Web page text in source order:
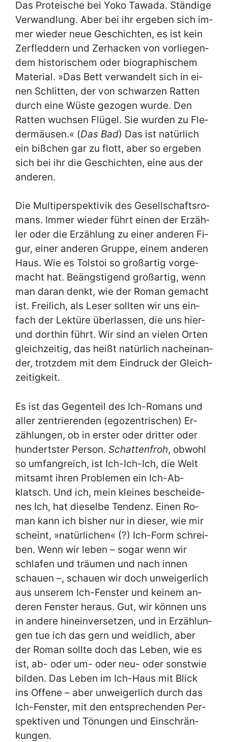
Das Prot­e­i­sche bei Yo­ko Ta­wa­da. Stän­di­ge
Ver­wand­lung. Aber bei ihr er­ge­ben sich im­
mer wie­der neue Ge­schich­ten, es ist kein
Zer­fled­dern und Zer­hacken von vor­lie­gen­
dem hi­sto­ri­schem oder bio­gra­phi­schem
Ma­te­ri­al. »Das Bett ver­wan­delt sich in ei­
nen Schlit­ten, der von schwar­zen Rat­ten
durch ei­ne Wü­ste ge­zo­gen wur­de. Den
Rat­ten wuch­sen Flü­gel. Sie wur­den zu Fle­
der­mäu­sen.« (Das Bad) Das ist na­tür­lich
ein biß­chen gar zu flott, aber so er­ge­ben
sich bei ihr die Ge­schich­ten, ei­ne aus der
an­de­ren.
Die Mul­ti­per­spek­ti­vik des Ge­sell­schafts­ro­
mans. Im­mer wie­der führt ei­nen der Er­zäh­
ler oder die Er­zäh­lung zu ei­ner an­de­ren Fi­
gur, ei­ner an­de­ren Grup­pe, ei­nem an­de­ren
Haus. Wie es Tol­stoi so groß­ar­tig vor­ge­
macht hat. Be­äng­sti­gend groß­ar­tig, wenn
man dar­an denkt, wie der Ro­man ge­macht
ist. Frei­lich, als Le­ser soll­ten wir uns ein­
fach der Lek­tü­re über­las­sen, die uns hier-
und dort­hin führt. Wir sind an vie­len Or­ten
gleich­zei­tig, das heißt na­tür­lich nach­ein­an­
der, trotz­dem mit dem Ein­druck der Gleich­
zei­tig­keit.
Es ist das Ge­gen­teil des Ich-Ro­mans und
al­ler zen­trie­ren­den (ego­zen­tri­schen) Er­
zäh­lun­gen, ob in er­ster oder drit­ter oder
hun­dert­ster Per­son. Schat­ten­froh, ob­wohl
so um­fang­reich, ist Ich-Ich-Ich, die Welt
mit­samt ih­ren Pro­ble­men ein Ich-Ab­
klatsch. Und ich, mein klei­nes be­schei­de­
nes Ich, hat die­sel­be Ten­denz. Ei­nen Ro­
man kann ich bis­her nur in die­ser, wie mir
scheint, »na­tür­li­chen« (?) Ich-Form schrei­
ben. Wenn wir le­ben – so­gar wenn wir
schla­fen und träu­men und nach in­nen
schau­en –, schau­en wir doch un­wei­ger­lich
aus un­se­rem Ich-Fen­ster und kei­nem an­
de­ren Fen­ster her­aus. Gut, wir kön­nen uns
in an­de­re hin­ein­ver­set­zen, und in Er­zäh­lun­
gen tue ich das gern und weid­lich, aber
der Ro­man soll­te doch das Le­ben, wie es
ist, ab- oder um- oder neu- oder sonst­wie
bil­den. Das Le­ben im Ich-Haus mit Blick
ins Of­fe­ne – aber un­wei­ger­lich durch das
Ich-Fen­ster, mit den ent­spre­chen­den Per­
spek­ti­ven und Tö­nun­gen und Ein­schrän­
kun­gen.